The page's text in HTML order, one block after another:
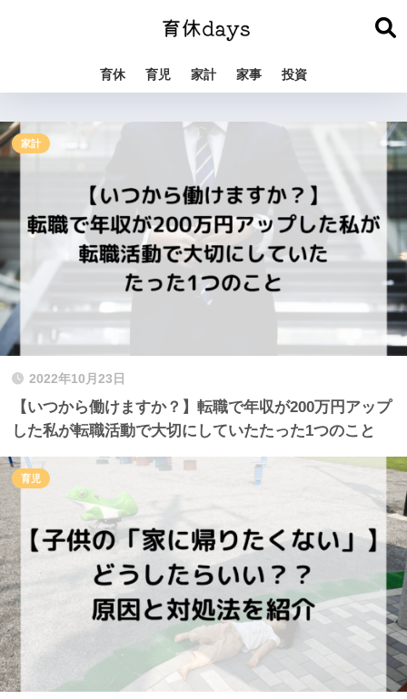
育休 育児 家計 家事 投資
2022年10月23日
【いつから働けますか？】転職で年収が200万円アップ
した私が転職活動で大切にしていたたった1つのこと
家計
育児